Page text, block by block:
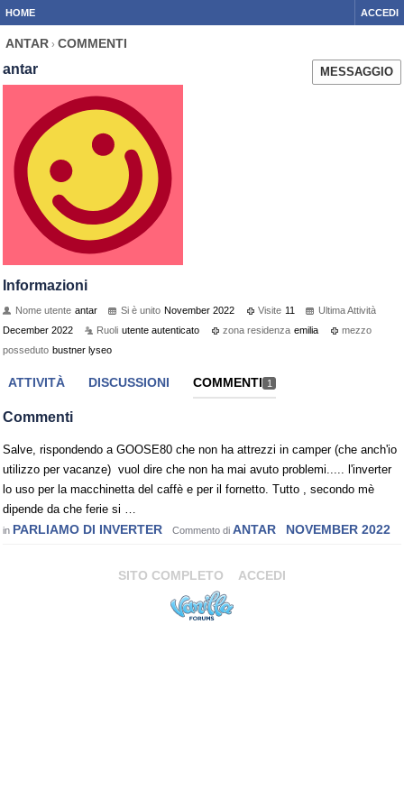
HOME ACCEDI
ANTAR › COMMENTI
MESSAGGIO
antar
Informazioni
Nome utente antar Si è unito November 2022 Visite 11
Ultima Attività
December 2022
Ruoli utente autenticato zona residenza emilia
mezzo
posseduto bustner lyseo
ATTIVITÀ DISCUSSIONI COMMENTI 1
Commenti
Salve, rispondendo a GOOSE80 che non ha attrezzi in camper (che anch'io
utilizzo per vacanze) vuol dire che non ha mai avuto problemi..... l'inverter
lo uso per la macchinetta del caffè e per il fornetto. Tutto , secondo mè
dipende da che ferie si …
in PARLIAMO DI INVERTER Commento di ANTAR NOVEMBER 2022
SITO COMPLETO ACCEDI